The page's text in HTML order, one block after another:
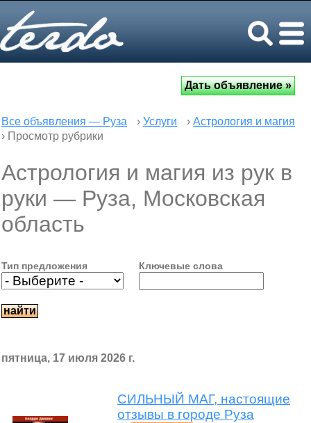
Все объявления — Руза › Услуги › Астрология и магия
› Просмотр рубрики
Астрология и магия из рук в
руки — Руза, Московская
область
Тип предложения Ключевые слова
пятница, 17 июля 2026 г.
СИЛЬНЫЙ МАГ, настоящие
отзывы в городе Руза